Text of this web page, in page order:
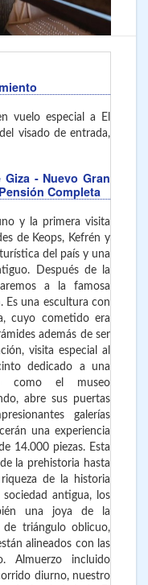
vuelo especial a El
visado de entrada,
- Nuevo Gran
Completa
y la primera visita
de Keops, Kefrén y
del país y una
Después de la
a la famosa
Es una escultura con
cuyo cometido era
además de ser
visita especial al
dedicado a una
como el museo
abre sus puertas
galerías
una experiencia
14.000 piezas. Esta
la prehistoria hasta
de la historia
antigua, los
una joya de la
triángulo oblicuo,
alineados con las
Almuerzo incluido
diurno, nuestro